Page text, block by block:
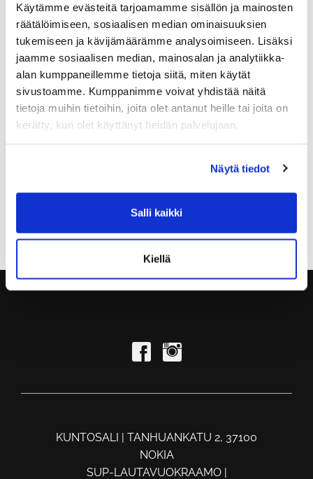
Käytämme evästeitä tarjoamamme sisällön ja mainosten
räätälöimiseen, sosiaalisen median ominaisuuksien
tukemiseen ja kävijämäärämme analysoimiseen. Lisäksi
jaamme sosiaalisen median, mainosalan ja analytiikka-
alan kumppaneillemme tietoja siitä, miten käytät
sivustoamme. Kumppanimme voivat yhdistää näitä
tietoja muihin tietoihin, joita olet antanut heille tai joita on
kerätty, kun olet käyttänyt heidän palvelujaan.
Näytä tiedot
Salli kaikki
Kiellä
5-3-3-1-1-1 penkkipunnerrus
***
Ylävartaloa ja corea
PE
Sikakyykky
SU
18.00 kehonpaino 90min
KUNTOSALI | TANHUANKATU 2, 37100
NOKIA
SUP-LAUTAVUOKRAAMO |